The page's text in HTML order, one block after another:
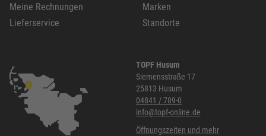
Meine Rechnungen
Lieferservice
Marken
Standorte
TOPF Husum
Siemensstraße 17
25813 Husum
04841 / 789-0
info@topf-online.de
Öffnungszeiten und mehr